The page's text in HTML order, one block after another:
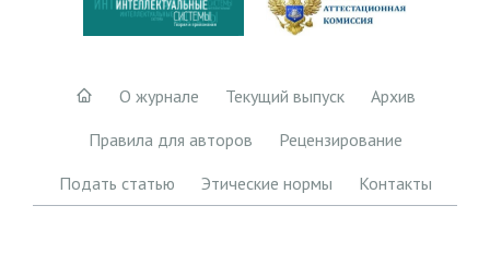
О журнале Текущий выпуск
Архив
Правила для авторов
Рецензирование
Подать статью
Этические нормы Контакты